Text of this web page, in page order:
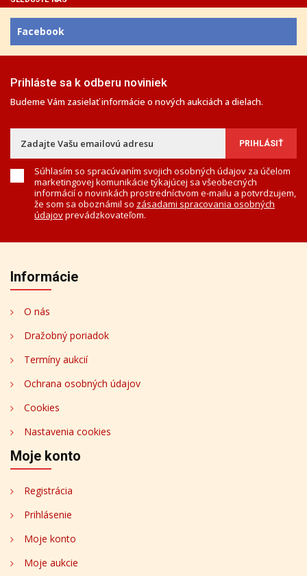
Facebook
Prihláste sa k odberu noviniek
Budeme Vám zasielať informácie o nových aukciách a dielach.
Súhlasím so spracúvaním svojich osobných údajov za účelom
marketingovej komunikácie týkajúcej sa všeobecných
informácií o novinkách prostredníctvom e-mailu a potvrdzujem,
že som sa oboznámil so zásadami spracovania osobných
údajovprevádzkovateľom.
Informácie
O nás
Dražobný poriadok
Termíny aukcií
Ochrana osobných údajov
Cookies
Nastavenia cookies
Moje konto
Registrácia
Prihlásenie
Moje konto
Moje aukcie